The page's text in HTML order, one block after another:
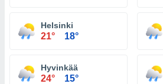
Helsinki
21° 18°
Hyvinkää
24° 15°